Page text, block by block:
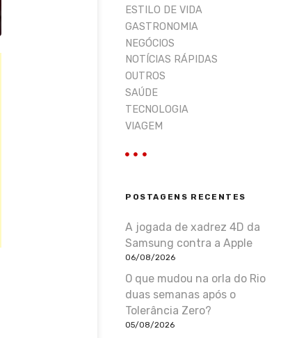
ESTILO DE VIDA
GASTRONOMIA
NEGÓCIOS
NOTÍCIAS RÁPIDAS
OUTROS
SAÚDE
TECNOLOGIA
VIAGEM
POSTAGENS RECENTES
A jogada de xadrez 4D da
Samsung contra a Apple
06/08/2026
O que mudou na orla do Rio
duas semanas após o
Tolerância Zero?
05/08/2026